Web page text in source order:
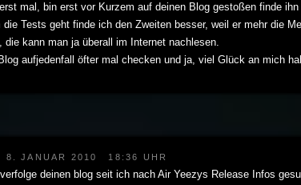
mal, bin erst vor Kurzem auf deinen Blog gestoßen finde
die Tests geht finde ich den Zweiten besser, weil er mehr die
die kann man ja überall im Internet nachlesen.
aufjedenfall öfter mal checken und ja, viel Glück an mich
8. JANUAR 2010 18:36 UHR
deinen blog seit ich nach Air Yeezys Release Infos